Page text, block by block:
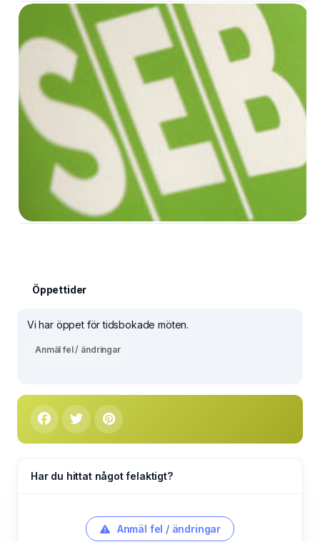
Öppettider
Vi har öppet för tidsbokade möten.
Anmäl fel / ändringar
Har du hittat något felaktigt?
Anmäl fel / ändringar